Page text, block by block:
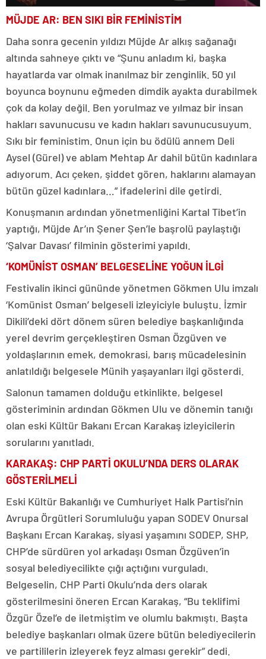
MÜJDE AR: BEN SIKI BİR FEMİNİSTİM
Daha sonra gecenin yıldızı Müjde Ar alkış sağanağı
altında sahneye çıktı ve “Şunu anladım ki, başka
hayatlarda var olmak inanılmaz bir zenginlik. 50 yıl
boyunca boynunu eğmeden dimdik ayakta durabilmek
çok da kolay değil. Ben yorulmaz ve yılmaz bir insan
hakları savunucusu ve kadın hakları savunucusuyum.
Sıkı bir feministim. Onun için bu ödülü annem Deli
Aysel (Gürel) ve ablam Mehtap Ar dahil bütün kadınlara
adıyorum. Acı çeken, şiddet gören, haklarını alamayan
bütün güzel kadınlara…” ifadelerini dile getirdi.
Konuşmanın ardından yönetmenliğini Kartal Tibet’in
yaptığı, Müjde Ar’ın Şener Şen’le başrolü paylaştığı
‘Şalvar Davası’ filminin gösterimi yapıldı.
‘KOMÜNİST OSMAN’ BELGESELİNE YOĞUN İLGİ
Festivalin ikinci gününde yönetmen Gökmen Ulu imzalı
‘Komünist Osman’ belgeseli izleyiciyle buluştu. İzmir
Dikili’deki dört dönem süren belediye başkanlığında
yerel devrim gerçekleştiren Osman Özgüven ve
yoldaşlarının emek, demokrasi, barış mücadelesinin
anlatıldığı belgesele Münih yaşayanları ilgi gösterdi.
Salonun tamamen dolduğu etkinlikte, belgesel
gösteriminin ardından Gökmen Ulu ve dönemin tanığı
olan eski Kültür Bakanı Ercan Karakaş izleyicilerin
sorularını yanıtladı.
KARAKAŞ: CHP PARTİ OKULU’NDA DERS OLARAK
GÖSTERİLMELİ
Eski Kültür Bakanlığı ve Cumhuriyet Halk Partisi’nin
Avrupa Örgütleri Sorumluluğu yapan SODEV Onursal
Başkanı Ercan Karakaş, siyasi yaşamını SODEP, SHP,
CHP’de sürdüren yol arkadaşı Osman Özgüven’in
sosyal belediyecilikte çığı açtığını vurguladı.
Belgeselin, CHP Parti Okulu’nda ders olarak
gösterilmesini öneren Ercan Karakaş, “Bu teklifimi
Özgür Özel’e de iletmiştim ve olumlu bakmıştı. Başta
belediye başkanları olmak üzere bütün belediyecilerin
ve partililerin izleyerek feyz alması gerekir” dedi.